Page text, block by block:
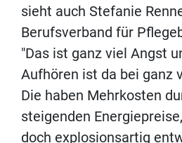
sieht auch Stefanie
Berufsverband für
"Das ist ganz viel Angst
Aufhören ist da bei ganz
Die haben Mehrkosten
steigenden
doch explosionsartig